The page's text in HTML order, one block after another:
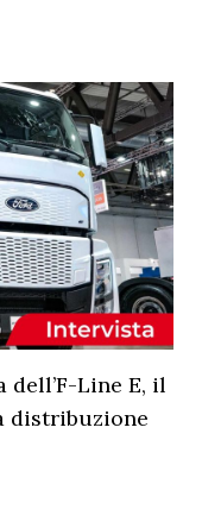
Line E, il
distribuzione